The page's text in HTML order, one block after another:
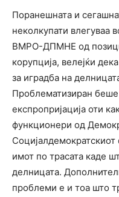
Поранешната и
неколкупати влегуваа
ВМРО-ДПМНЕ од
корупција, велејќи
за иградба на
Проблематизиран
експропријација оти
функционери од
Социјалдемократскиот
имот по трасата каде
делницата.
проблеми е и тоа што